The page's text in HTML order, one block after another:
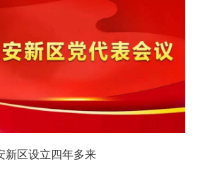
新区设立四年多来